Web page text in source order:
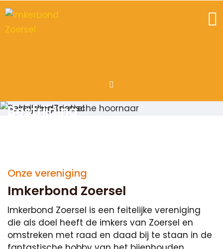
Bestrijding
Imkerbond Zoersel
Imkerbond Zoersel is een feitelijke vereniging
die als doel heeft de imkers van Zoersel en
omstreken met raad en daad bij te staan in de
fantastische hobby van het bijenhouden.